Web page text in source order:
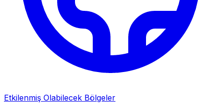
Etkilenmiş Olabilecek Bölgeler